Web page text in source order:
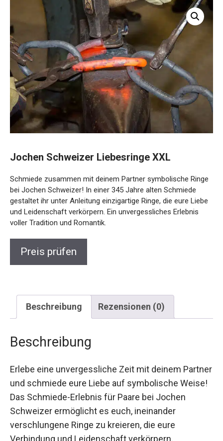
Jochen Schweizer Liebesringe XXL
Schmiede zusammen mit deinem Partner symbolische
Ringe bei Jochen Schweizer! In einer 345 Jahre alten
Schmiede gestaltet ihr unter Anleitung einzigartige Ringe,
die eure Liebe und Leidenschaft verkörpern. Ein
unvergessliches Erlebnis voller Tradition und Romantik.
Preis prüfen
Beschreibung Rezensionen (0)
Beschreibung
Erlebe eine unvergessliche Zeit mit deinem
Partner und schmiede eure Liebe auf
symbolische Weise! Das Schmiede-Erlebnis für
Paare bei Jochen Schweizer ermöglicht es euch,
ineinander verschlungene Ringe zu kreieren, die
eure Verbindung und Leidenschaft verkörpern.